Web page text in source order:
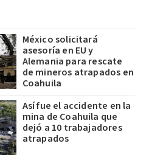
México solicitará
asesoría en EU y
Alemania para rescate
de mineros atrapados en
Coahuila
Así fue el accidente en la
mina de Coahuila que
dejó a 10 trabajadores
atrapados